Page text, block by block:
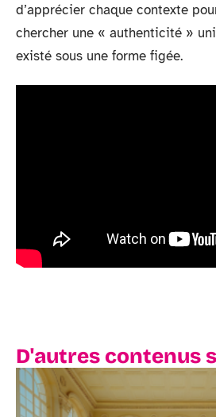
d’apprécier chaque contexte
chercher une « authenticité »
existé sous une forme figée.
D'autres contenus